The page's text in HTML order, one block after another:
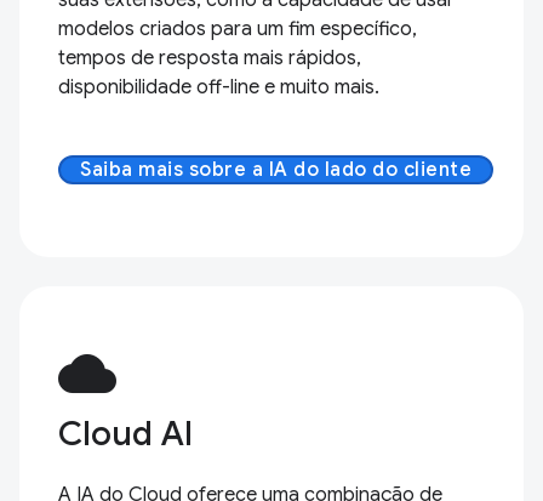
modelos criados para um fim específico,
tempos de resposta mais rápidos,
disponibilidade off-line e muito mais.
Saiba mais sobre a IA do lado do cliente
cloud
Cloud AI
A IA do Cloud oferece uma combinação de